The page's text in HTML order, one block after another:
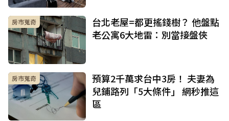
房市蒐奇
台北老屋=都更搖錢樹？ 他盤點
老公寓6大地雷：別當接盤俠
房市蒐奇
預算2千萬求台中3房！ 夫妻為
兒鋪路列「5大條件」 網秒推這
區